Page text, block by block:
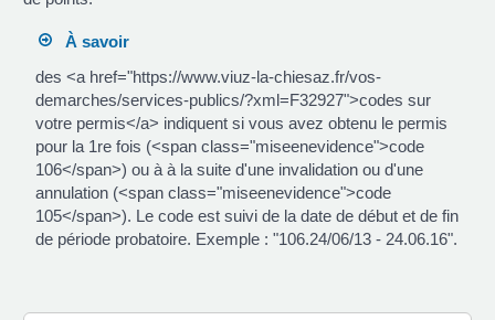
À savoir
des <a href="https://www.viuz-la-chiesaz.fr/vos-
demarches/services-publics/?xml=F32927">codes sur
votre permis</a> indiquent si vous avez obtenu le permis
pour la 1re fois (<span class="miseenevidence">code
106</span>) ou à à la suite d'une invalidation ou d'une
annulation (<span class="miseenevidence">code
105</span>). Le code est suivi de la date de début et de fin
de période probatoire. Exemple : "106.24/06/13 - 24.06.16".